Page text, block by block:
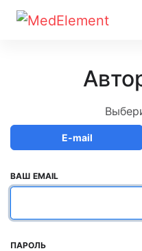
E-mail
ВАШ EMAIL
ПАРОЛЬ